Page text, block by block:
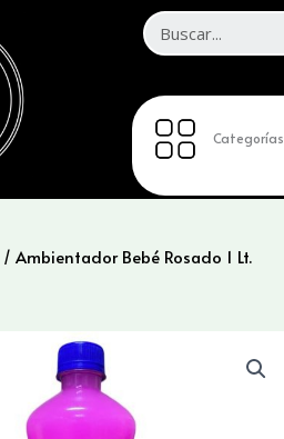
Categorías
/ Ambientador Bebé Rosado 1 Lt.